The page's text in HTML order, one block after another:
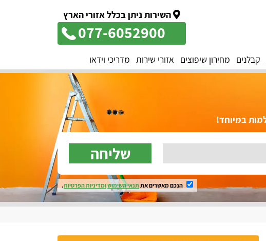
השירות ניתן בכלל אזורי הארץ
077-6052900
קבלנים מחירון שיפוצים אזורי שירות מדריכי וידאו
שליחה
הנכם מאשרים את תנאי השימושומדיניות הפרטיות.